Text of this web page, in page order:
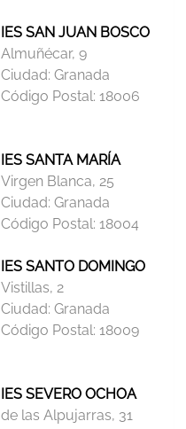
IES SAN JUAN BOSCO
Almuñécar, 9
Ciudad: Granada
Código Postal: 18006
IES SANTA MARÍA
Virgen Blanca, 25
Ciudad: Granada
Código Postal: 18004
IES SANTO DOMINGO
Vistillas, 2
Ciudad: Granada
Código Postal: 18009
IES SEVERO OCHOA
de las Alpujarras, 31